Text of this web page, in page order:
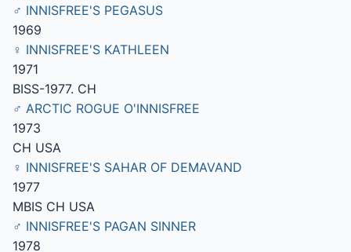
♂ INNISFREE'S PEGASUS
1969
♀ INNISFREE'S KATHLEEN
1971
BISS-1977. CH
♂ ARCTIC ROGUE O'INNISFREE
1973
CH USA
♀ INNISFREE'S SAHAR OF DEMAVAND
1977
MBIS CH USA
♂ INNISFREE'S PAGAN SINNER
1978